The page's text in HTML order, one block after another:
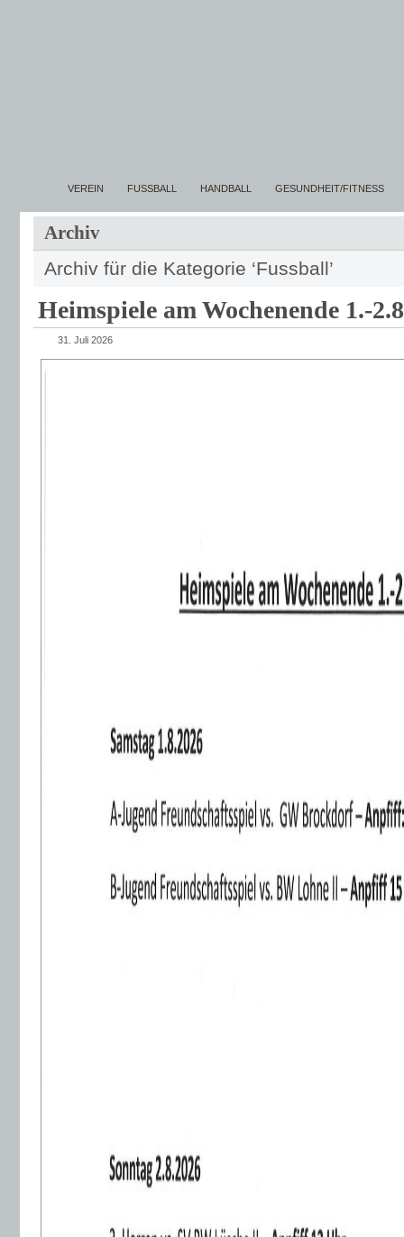
VEREIN FUSSBALL HANDBALL GESUNDHEIT/FITNESS
Archiv
Archiv für die Kategorie ‘Fussball’
Heimspiele am Wochenende 1.-
31. Juli 2026